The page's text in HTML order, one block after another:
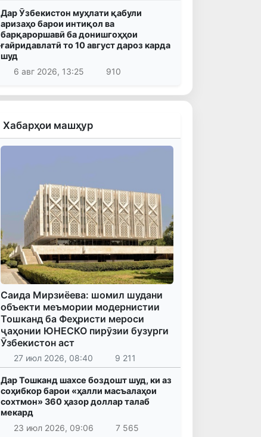
Дар Ӯзбекистон муҳлати қабули
аризаҳо барои интиқол ва
барқароршавӣ ба донишгоҳҳои
ғайридавлатӣ то 10 август дароз карда
шуд
6 авг 2026, 13:25
910
Хабарҳои машҳур
Саида Мирзиёева: шомил шудани
объекти меъмории модернистии
Тошканд ба Феҳристи мероси
ҷаҳонии ЮНЕСКО пирӯзии бузурги
Ӯзбекистон аст
27 июл 2026, 08:40 9 211
Дар Тошканд шахсе боздошт шуд, ки аз
соҳибкор барои «ҳалли масъалаҳои
сохтмон» 360 ҳазор доллар талаб
мекард
23 июл 2026, 09:06
7 565